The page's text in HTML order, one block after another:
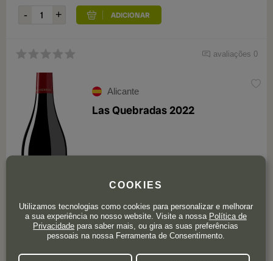
avaliações 0
Alicante
Las Quebradas 2022
23,50 € x3 21,50 €
COOKIES
Utilizamos tecnologias como cookies para personalizar e melhorar
a sua experiência no nosso website. Visite a nossa Política de
Privacidade para saber mais, ou gira as suas preferências
pessoais na nossa Ferramenta de Consentimento.